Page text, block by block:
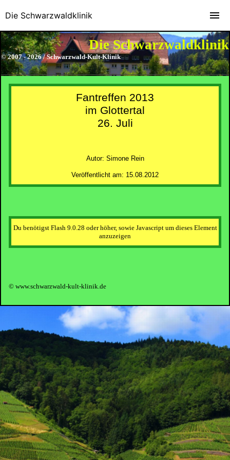
Die Schwarzwaldklinik
© 2007 - 2026 / Schwarzwald-Kult-Klinik
Fantreffen 2013
im Glottertal
26. Juli
Autor: Simone Rein
Veröffentlicht am: 15.08.2012
Du benötigst Flash 9.0.28 oder höher, sowie Javascript um dieses Element
anzuzeigen
© www.schwarzwald-kult-klinik.de
Die Schwarzwaldklinik